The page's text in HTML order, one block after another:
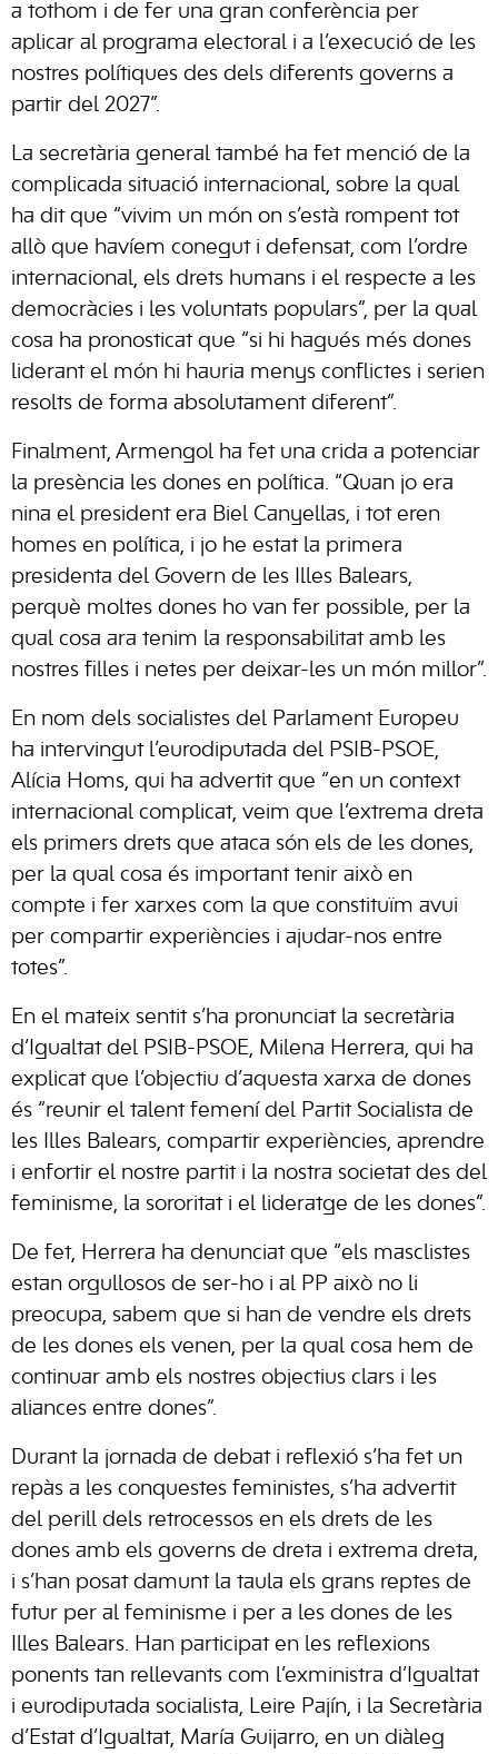
a tothom i de fer una gran conferència per
aplicar al programa electoral i a l’execució de les
nostres polítiques des dels diferents governs a
partir del 2027”.
La secretària general també ha fet menció de la
complicada situació internacional, sobre la qual
ha dit que “vivim un món on s’està rompent tot
allò que havíem conegut i defensat, com l’ordre
internacional, els drets humans i el respecte a les
democràcies i les voluntats populars”, per la qual
cosa ha pronosticat que “si hi hagués més dones
liderant el món hi hauria menys conflictes i serien
resolts de forma absolutament diferent”.
Finalment, Armengol ha fet una crida a potenciar
la presència les dones en política. “Quan jo era
nina el president era Biel Canyellas, i tot eren
homes en política, i jo he estat la primera
presidenta del Govern de les Illes Balears,
perquè moltes dones ho van fer possible, per la
qual cosa ara tenim la responsabilitat amb les
nostres filles i netes per deixar-les un món millor”.
En nom dels socialistes del Parlament Europeu
ha intervingut l’eurodiputada del PSIB-PSOE,
Alícia Homs, qui ha advertit que “en un context
internacional complicat, veim que l’extrema dreta
els primers drets que ataca són els de les dones,
per la qual cosa és important tenir això en
compte i fer xarxes com la que constituïm avui
per compartir experiències i ajudar-nos entre
totes”.
En el mateix sentit s’ha pronunciat la secretària
d’Igualtat del PSIB-PSOE, Milena Herrera, qui ha
explicat que l’objectiu d’aquesta xarxa de dones
és “reunir el talent femení del Partit Socialista de
les Illes Balears, compartir experiències, aprendre
i enfortir el nostre partit i la nostra societat des del
feminisme, la sororitat i el lideratge de les dones”.
De fet, Herrera ha denunciat que “els masclistes
estan orgullosos de ser-ho i al PP això no li
preocupa, sabem que si han de vendre els drets
de les dones els venen, per la qual cosa hem de
continuar amb els nostres objectius clars i les
aliances entre dones”.
Durant la jornada de debat i reflexió s’ha fet un
repàs a les conquestes feministes, s’ha advertit
del perill dels retrocessos en els drets de les
dones amb els governs de dreta i extrema dreta,
i s’han posat damunt la taula els grans reptes de
futur per al feminisme i per a les dones de les
Illes Balears. Han participat en les reflexions
ponents tan rellevants com l’exministra d’Igualtat
i eurodiputada socialista, Leire Pajín, i la Secretària
d’Estat d’Igualtat, María Guijarro, en un diàleg